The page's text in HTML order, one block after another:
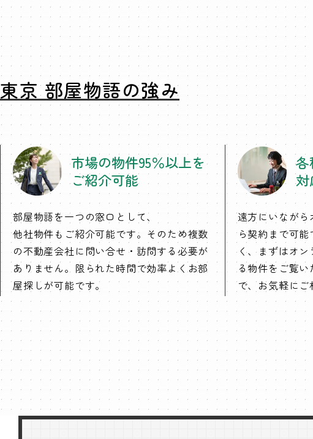
東京 部屋物語の強み
市場の物件95％以上を
ご紹介可能
部屋物語を一つの窓口として、
他社物件もご紹介可能です。そのため複数
の不動産会社に問い合せ・訪問する必要が
ありません。限られた時間で効率よくお部
屋探しが可能です。
各
対
遠方にいなが
ら契約まで可
く、まずはオ
る物件をご覧
で、お気軽にご